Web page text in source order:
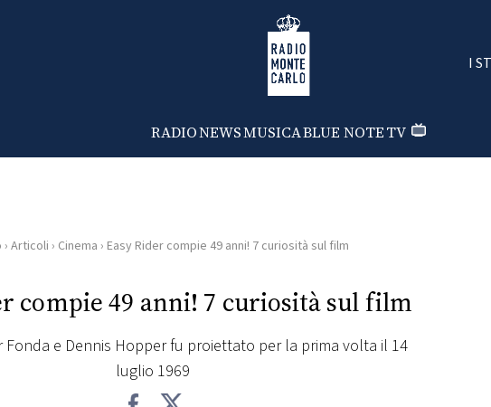
Radio Monte Carlo
RADIONEWSMUSICABLUE NOTETV
I
› Articoli › Cinema › Easy Rider compie 49 anni! 7 curiosità sul film
compie 49 anni! 7 curiosità sul film
Fonda e Dennis Hopper fu proiettato per la prima volta il 14
luglio 1969